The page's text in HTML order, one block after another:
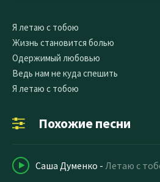
Я летаю с тобою
Жизнь становится болью
Одержимый любовью
Ведь нам не куда спешить
Я летаю с тобою
Похожие песни
Саша Думенко - Летаю с